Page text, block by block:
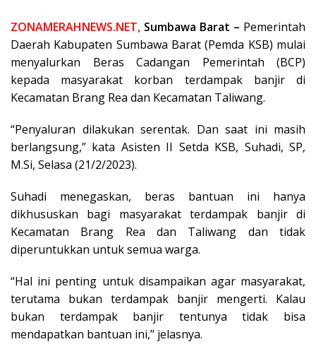
ZONAMERAHNEWS.NET, Sumbawa Barat – Pemerintah
Daerah Kabupaten Sumbawa Barat (Pemda KSB) mulai
menyalurkan Beras Cadangan Pemerintah (BCP)
kepada masyarakat korban terdampak banjir di
Kecamatan Brang Rea dan Kecamatan Taliwang.
“Penyaluran dilakukan serentak. Dan saat ini masih
berlangsung,’’ kata Asisten II Setda KSB, Suhadi, SP,
M.Si, Selasa (21/2/2023).
Suhadi menegaskan, beras bantuan ini hanya
dikhususkan bagi masyarakat terdampak banjir di
Kecamatan Brang Rea dan Taliwang dan tidak
diperuntukkan untuk semua warga.
“Hal ini penting untuk disampaikan agar masyarakat,
terutama bukan terdampak banjir mengerti. Kalau
bukan terdampak banjir tentunya tidak bisa
mendapatkan bantuan ini,’’ jelasnya.